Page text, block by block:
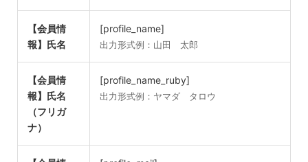
【会員情
報】氏名
[profile_name]
出力形式例：山田 太郎
【会員情
報】氏名
（フリガ
ナ）
[profile_name_ruby]
出力形式例：ヤマダ タロウ